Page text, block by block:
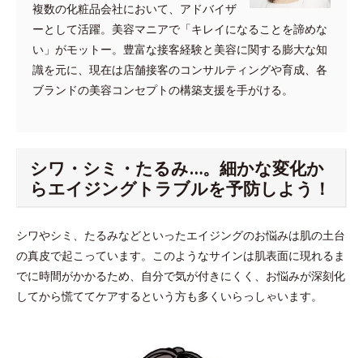
複数の化粧品会社において、アドバイザ
ーとして活躍。美容マニアで「キレイになることを諦めな
い」がモットー。豊富な接客経験と美容に関する膨大な知
識を元に、現在は店舗接客のコンサルティングや育成、各
ブランドの美容コンセプトの構築支援を手がける。
シワ・シミ・たるみ…。細かな変化か
らエイジングトラブルを予防しよう！
シワやシミ、たるみなどといったエイジングのお悩みは肌の土台
の真皮で起こっています。このようなサインは肌表面に現れるま
でに時間がかかるため、自分で気が付きにくく、お悩みが深刻化
してから慌ててケアするという方も多くいらっしゃいます。